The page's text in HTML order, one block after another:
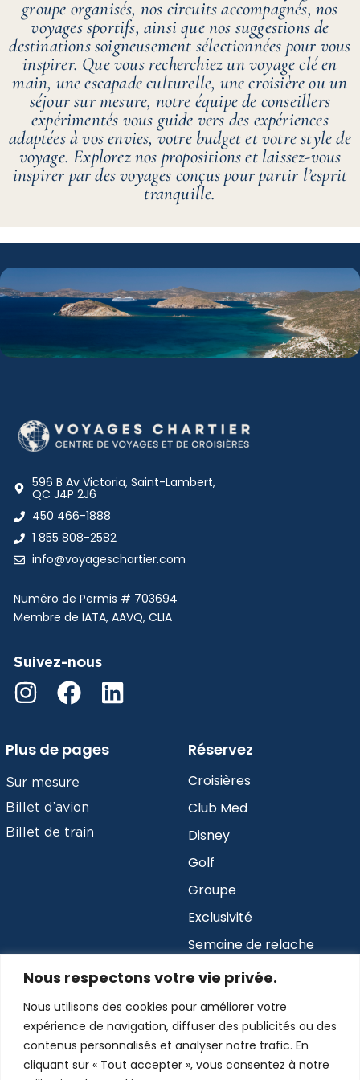
Nous respectons votre vie privée.
Nous utilisons des cookies pour améliorer votre
expérience de navigation, diffuser des publicités ou des
contenus personnalisés et analyser notre trafic. En
cliquant sur « Tout accepter », vous consentez à notre
groupe organisés, nos circuits accompagnés, nos
voyages sportifs, ainsi que nos suggestions de
destinations soigneusement sélectionnées pour vous
inspirer. Que vous recherchiez un voyage clé en
main, une escapade culturelle, une croisière ou un
séjour sur mesure, notre équipe de conseillers
expérimentés vous guide vers des expériences
adaptées à vos envies, votre budget et votre style de
voyage. Explorez nos propositions et laissez-vous
inspirer par des voyages conçus pour partir l’esprit
tranquille.
596 B Av Victoria, Saint-Lambert,
QC J4P 2J6
450 466-1888
1 855 808-2582
info@voyageschartier.com
Numéro de Permis # 703694
Membre de IATA, AAVQ, CLIA
Suivez-nous
Plus de pages
Sur mesure
Billet d’avion
Billet de train
Réservez
Croisières
Club Med
Disney
Golf
Groupe
Exclusivité
Semaine de relache
Abonnez-vous à notre infolettre
Envoyer